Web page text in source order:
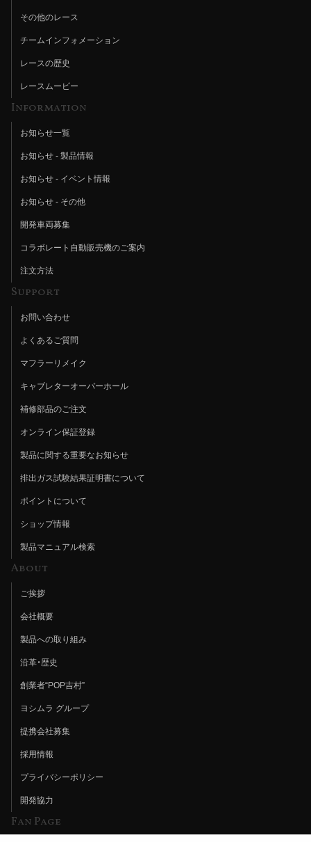
その他のレース
チームインフォメーション
レースの歴史
レースムービー
Information
お知らせ一覧
お知らせ - 製品情報
お知らせ - イベント情報
お知らせ - その他
開発車両募集
コラボレート自動販売機のご案内
注文方法
Support
お問い合わせ
よくあるご質問
マフラーリメイク
キャブレターオーバーホール
補修部品のご注文
オンライン保証登録
製品に関する重要なお知らせ
排出ガス試験結果証明書について
ポイントについて
ショップ情報
製品マニュアル検索
About
ご挨拶
会社概要
製品への取り組み
沿革・歴史
創業者“POP吉村”
ヨシムラ グループ
提携会社募集
採用情報
プライバシーポリシー
開発協力
Fan Page